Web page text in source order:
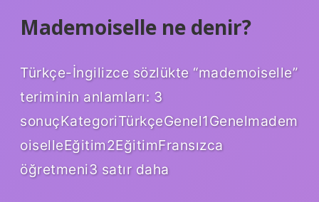
Mademoiselle ne denir?
Türkçe-İngilizce sözlükte “mademoiselle”
teriminin anlamları: 3
sonuçKategoriTürkçeGenel1Genelmadem
oiselleEğitim2EğitimFransızca
öğretmeni3 satır daha